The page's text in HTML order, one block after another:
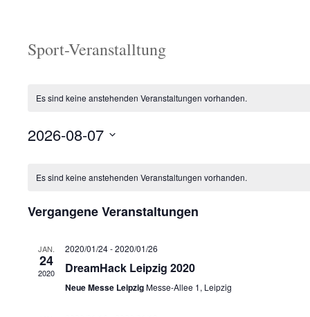
Sport-Veranstalltung
Es sind keine anstehenden Veranstaltungen vorhanden.
2026-08-07
von
Es sind keine anstehenden Veranstaltungen vorhanden.
Vergangene Veranstaltungen
JAN.
24
2020
2020/01/24-2020/01/26
DreamHack Leipzig 2020
Neue Messe LeipzigMesse-Allee 1, Leipzig